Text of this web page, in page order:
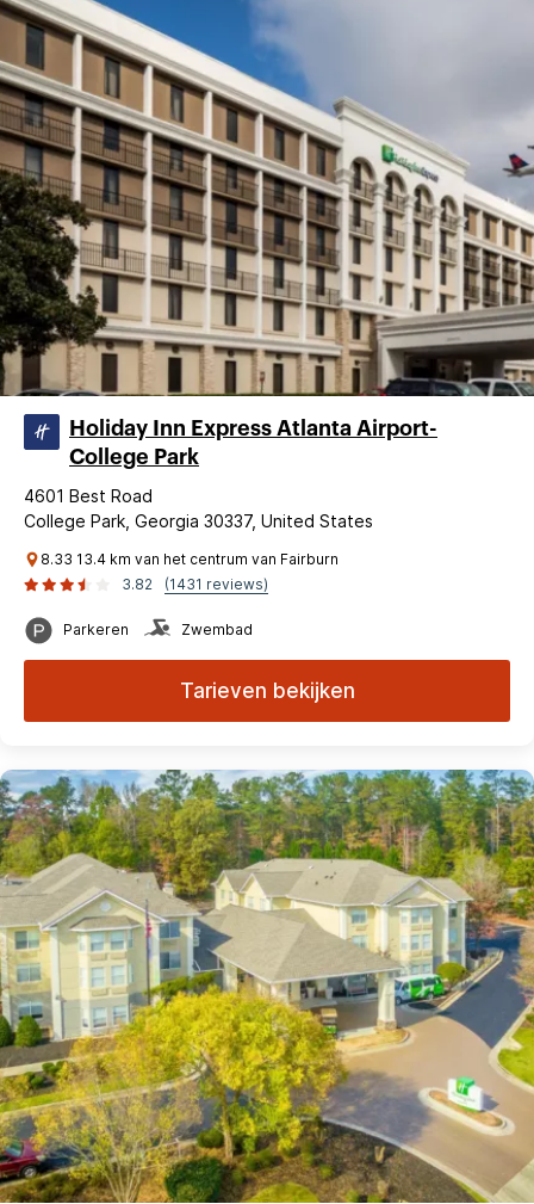
Holiday Inn Express Atlanta Airport-
College Park
4601 Best Road
College Park, Georgia 30337, United States
8.33 13.4 km van het centrum van Fairburn
3.82
(1431 reviews)
Parkeren Zwembad
Tarieven bekijken